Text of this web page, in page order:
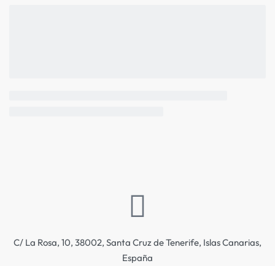
C/ La Rosa, 10, 38002, Santa Cruz de Tenerife, Islas Canarias,
España